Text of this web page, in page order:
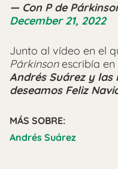
— Con P de
December 21, 2022
Junto al vídeo en el
Párkinsonescribía en
Andrés Suárez y las
deseamos Feliz
MÁS SOBRE:
Andrés Suárez